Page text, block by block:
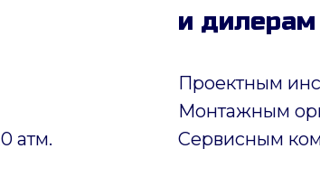
атм.
и дилерам
Проектным
Монтажным
Сервисным